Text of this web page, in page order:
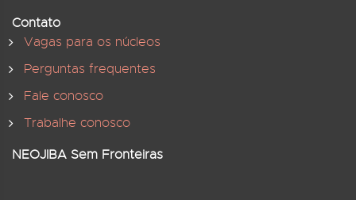
Contato
Vagas para os núcleos
Perguntas frequentes
Fale conosco
Trabalhe conosco
NEOJIBA Sem Fronteiras